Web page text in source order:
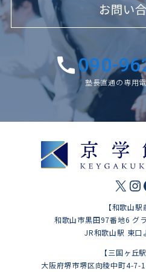
お問い
090-
塾長直通の専用
X
【和歌山駅
和歌山市黒田97番地6 グ
JR和歌山駅 東口
【三国ヶ丘
大阪府堺市堺区向稜中町4-7-